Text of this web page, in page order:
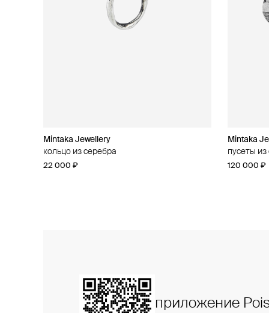
Mintaka Jewellery
кольцо из серебра
22 000 ₽
Mintaka
пусеты
120 000 ₽
Mintaka Jewellery
колье из серебра с муассанитом
28 000 ₽
Mintaka
кольцо
48 000 ₽
приложение